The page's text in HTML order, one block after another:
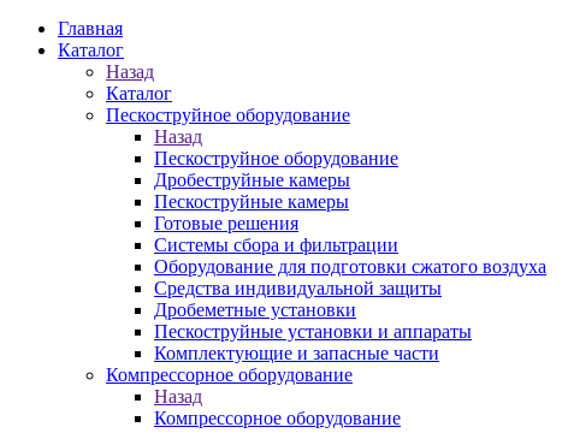
Главная
Каталог
Назад
Каталог
Пескоструйное оборудование
Назад
Пескоструйное оборудование
Дробеструйные камеры
Пескоструйные камеры
Готовые решения
Системы сбора и фильтрации
Оборудование для подготовки сжатого воздуха
Средства индивидуальной защиты
Дробеметные установки
Пескоструйные установки и аппараты
Комплектующие и запасные части
Компрессорное оборудование
Назад
Компрессорное оборудование